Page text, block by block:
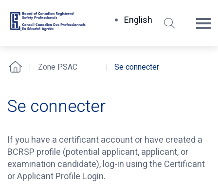
Canadian
Registered
Professionals
English
Rechercher
Accueil Zone PSAC Se connecter
Se connecter
If you have a certificant account or have created a
BCRSP profile (potential applicant, applicant, or
examination candidate), log-in using the Certificant
or Applicant Profile Login.